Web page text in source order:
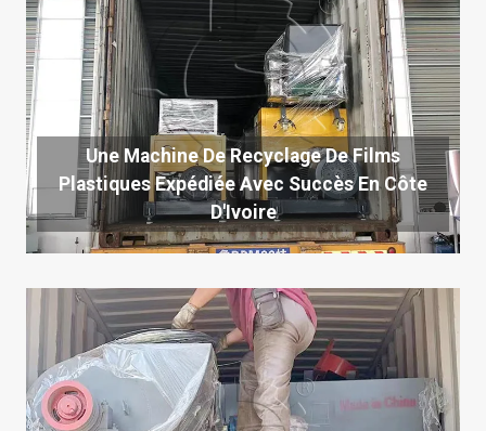
Une Machine De Recyclage De Films
Plastiques Expédiée Avec Succès En Côte
D'Ivoire